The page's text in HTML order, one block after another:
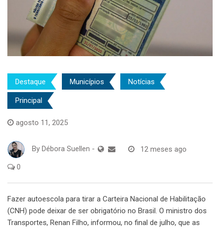
Destaque Municípios Notícias
Principal
agosto 11, 2025
By Débora Suellen - 12 meses ago
0
Fazer autoescola para tirar a Carteira Nacional de Habilitação
(CNH) pode deixar de ser obrigatório no Brasil. O ministro dos
Transportes, Renan Filho, informou, no final de julho, que as